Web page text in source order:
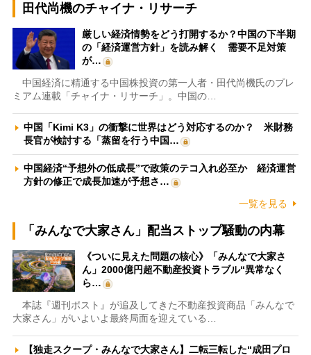
田代尚機のチャイナ・リサーチ
厳しい経済情勢をどう打開するか？中国の下半期
の「経済運営方針」を読み解く 需要不足対策
が…
中国経済に精通する中国株投資の第一人者・田代尚機氏のプレ
ミアム連載「チャイナ・リサーチ」。中国の…
中国「Kimi K3」の衝撃に世界はどう対応するのか？ 米財務
長官が検討する「蒸留を行う中国…
中国経済“予想外の低成長”で政策のテコ入れ必至か 経済運営
方針の修正で成長加速が予想さ…
一覧を見る
「みんなで大家さん」配当ストップ騒動の内幕
《ついに見えた問題の核心》「みんなで大家さ
ん」2000億円超不動産投資トラブル“異常なく
ら…
本誌『週刊ポスト』が追及してきた不動産投資商品「みんなで
大家さん」がいよいよ最終局面を迎えている…
【独走スクープ・みんなで大家さん】二転三転した“成田プロ